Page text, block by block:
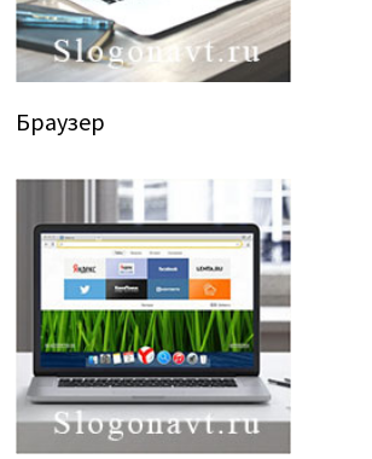
Браузер